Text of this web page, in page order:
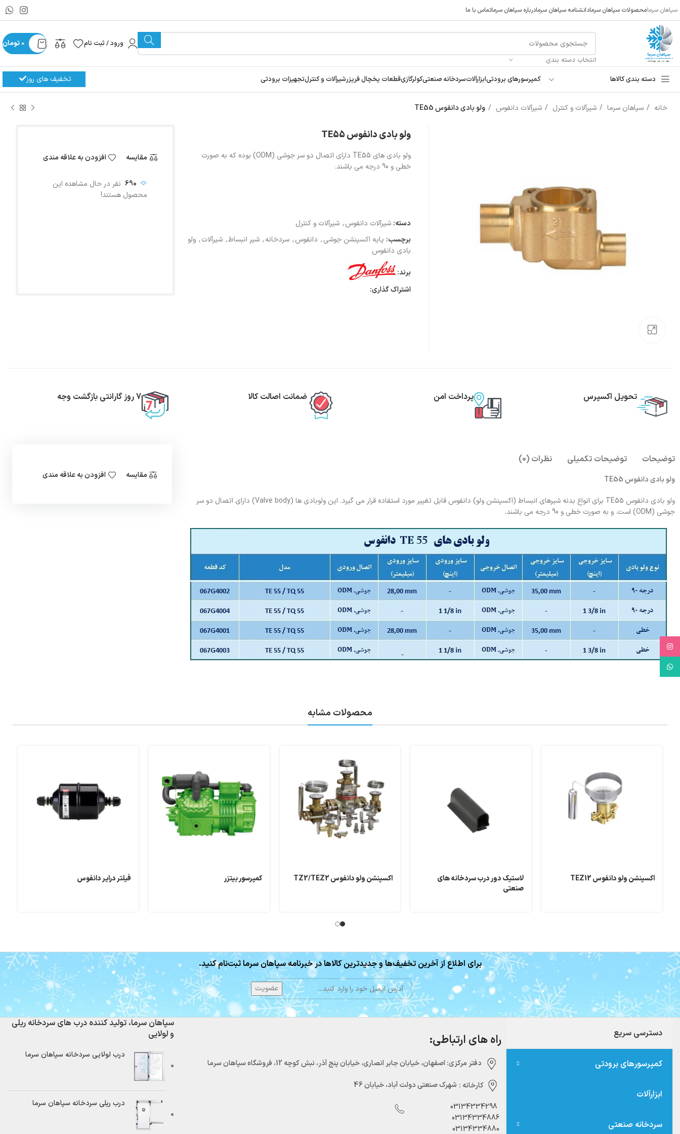
سپاهان سرمامحصولات سپاهان سرمادانشنامه سپاهان سرمادرباره سپاهان سرماتماس با ما
انتخاب دسته بندی
ورود / ثبت نام 0 تومان
دسته بندی کالاها کمپرسورهای برودتیابزارآلاتسردخانه صنعتیکولرگازیقطعات یخچال فریزرشیرآلات و کنترلتجهیزات برودتی تخفیف های روز
خانه سپاهان سرما شیرآلات و کنترل شیرآلات دانفوس ولو بادی دانفوس TE55
ولو بادی دانفوس TE55
ولو بادی های TE55 دارای اتصال دو سر جوشی (ODM) بوده که به صورت
خطی و 90 درجه می باشند.
دسته: شیرآلات دانفوس, شیرآلات و کنترل
برچسب: پایه اکسپنشن جوشی, دانفوس, سردخانه, شیر انبساط, شیرآلات, ولو
بادی دانفوس
برند:
اشتراک گذاری:
مقایسه افزودن به علاقه مندی
690 نفر در حال مشاهده این
محصول هستند!
تحویل اکسپرس پرداخت امن ضمانت اصالت کالا 7 روز گارانتی بازگشت وجه
توضیحات توضیحات تکمیلی نظرات (0)
ولو بادی دانفوس TE55
ولو بادی دانفوس TE55 برای انواع بدنه شیرهای انبساط (اکسپنشن ولو) دانفوس قابل تغییر مورد استفاده قرار می گیرد. این ولوبادی ها (Valve body) دارای اتصال دو سر
جوشی (ODM) است. و به صورت خطی و 90 درجه می باشند.
مقایسه افزودن به علاقه مندی
محصولات مشابه
اکسپنشن ولو دانفوس TEZ12
لاستیک دور درب سردخانه های
صنعتی
اکسپنشن ولو دانفوس TZ2/TEZ2 کمپرسور بیتزر فیلتر درایر دانفوس
برای اطلاع از آخرین تخفیف‌ها و جدیدترین کالاها در خبرنامه سپاهان سرما ثبت‌نام کنید.
دسترسی سریع
کمپرسورهای برودتی
ابزارآلات
سردخانه صنعتی
راه های ارتباطی:
دفتر مرکزی:‌ اصفهان، خیابان جابر انصاری، خیابان پنج آذر، نبش کوچه 12، فروشگاه سپاهان سرما
کارخانه : شهرک صنعتی دولت آباد، خیابان 46
03134334298
03134334886
03134334880
سپاهان سرما، تولید کننده درب های سردخانه ریلی
و لولایی
درب لولایی سردخانه سپاهان سرما
درب ریلی سردخانه سپاهان سرما
Instagram